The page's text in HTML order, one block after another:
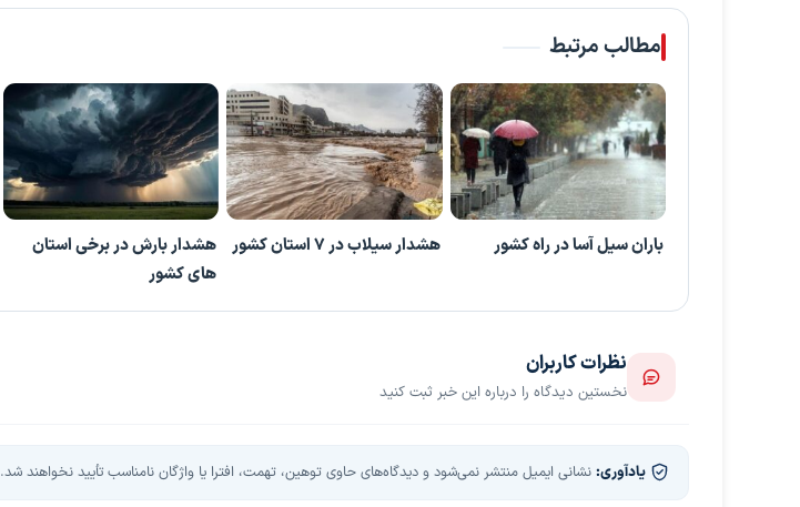
مطالب مرتبط
باران سیل آسا در راه کشور هشدار سیلاب در 7 استان کشور
هشدار بارش در برخی استان
های کشور
نظرات کاربران
نخستین دیدگاه را درباره این خبر ثبت کنید
یادآوری: نشانی ایمیل منتشر نمی‌شود و دیدگاه‌های حاوی توهین، تهمت، افترا یا واژگان نامناسب تأیید نخواهند شد.